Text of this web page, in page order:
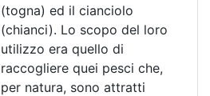
(togna) ed il cianciolo
(chianci). Lo scopo del loro
utilizzo era quello di
raccogliere quei pesci che,
per natura, sono attratti